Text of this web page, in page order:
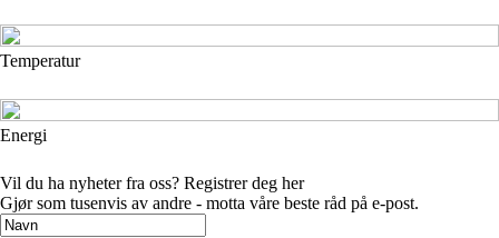
Temperatur
Energi
Vil du ha nyheter fra oss? Registrer deg her
Gjør som tusenvis av andre - motta våre beste råd på e-post.